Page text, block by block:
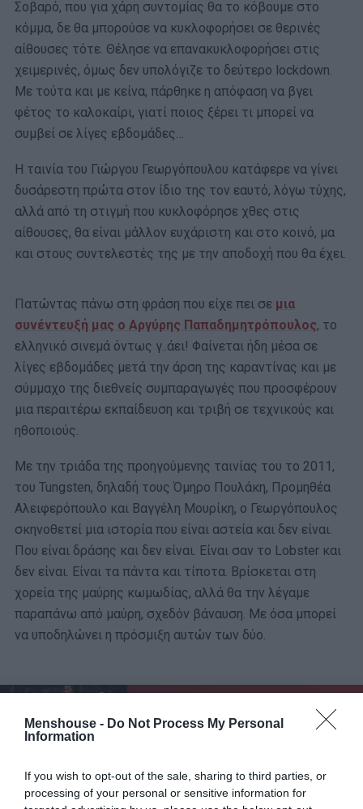
Menshouse - Do Not Process My Personal
Information
If you wish to opt-out of the sale, sharing to third parties, or
processing of your personal or sensitive information for
Σοβαρό, που για χάρη συντομίας θα το κόβουμε στο
κόμμα, δε θα μπορούσε να κυκλοφορήσει σε θερινές
αίθουσες τότε. Θέλησε να επανακυκλοφορήσει στις
χειμερινές, όμως δεν υπολόγιζε το δεύτερο lockdown.
Με τούτα και με κείνα, πάρθηκε η απόφαση να βγει
φέτος το καλοκαίρι, γιατί ποιος ξέρει τι μπορεί να
συμβεί σε λίγες εβδομάδες…
Η ταινία του Γιώργου Γεωργόπουλου κατάφερε να γίνει
δυσάρεστη πρώτα στον ίδιο της τον εαυτό, λόγω τύχης,
αλλά από τη στιγμή που κυκλοφόρησε χθες στις
αίθουσες, θα είναι μάλλον ευχάριστη και στο κοινό, μα
και στους συντελεστές της με την αποδοχή που θα έχει.
Πατώντας πάνω στη φράση που είχε πει σε μια
συνέντευξή μας ο Αργύρης Παπαδημητρόπουλος, το
ελληνικό σινεμά όντως γ..άει! Φαίνεται ήδη μέσα σε
λίγες εβδομάδες μετά την άρση της καραντίνας και με
σύμμαχο της διεθνείς συμπαραγωγές που προσφέρουν
μια περαιτέρω εκπαίδευση και τριβή σε τεχνικούς και
ηθοποιούς.
Με την τριάδα της προηγούμενης ταινίας του το 2011,
του Tungsten, δηλαδή τους Όμηρο Πουλάκη, Προμηθέα
Αλειφερόπουλο και Βαγγέλη Μουρίκη, ο Γεωργόπουλος
σκηνοθετεί μια ιστορία που είναι αστεία και δεν είναι.
Που είναι δράσης και δεν είναι. Είναι σαν το Lobster και
δεν είναι. Είναι τα πάντα και τίποτα. Βρίσκεται στη
χορεία της μαύρης κωμωδίας, αλλά θα την λέγαμε
παραπάνω από μαύρη, σχεδόν βάναυση. Με όσα μπορεί
να υποδηλώνει η πρόσμιξη αυτών των δύο.
Η αλήθεια για τον Ετιέν Καμαρά
Ο Άρης είναι ένα πετυχημένο στέλεχος μίας μεγάλης